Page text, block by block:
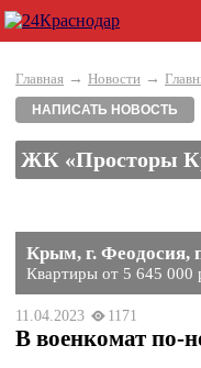
Главная → Новости →
НАПИСАТЬ НОВОСТЬ
ЖК «Просторы
Крым, г. Феодосия,
Квартиры от 5 645 000
11.04.2023 1171
В военкомат по-